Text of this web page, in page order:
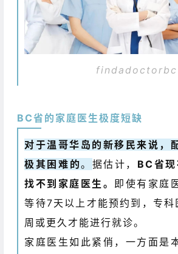
findadoctorbc
BC省的家庭医生极度短缺
对于温哥华岛的新移民来说，
极其困难的。 据估计， BC省
找不到家庭医生。 即使有家庭
等待7天以上才能预约到，专
周或更久才能进行就诊。
家庭医生如此紧俏，一方面是